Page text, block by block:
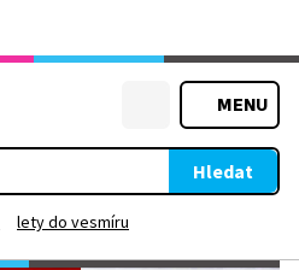
MENU
Hledat
lety do vesmíru